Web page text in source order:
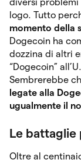
logo. Tutto
momento della
Dogecoin ha
dozzina di altri
“Dogecoin”
Sembrerebbe
legate alla
ugualmente il
Le battaglie
Oltre al